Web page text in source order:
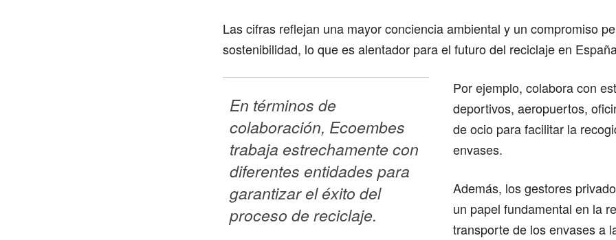
Las cifras reflejan una mayor conciencia ambiental y un compromiso
sostenibilidad, lo que es alentador para el futuro del reciclaje en
En términos de
colaboración, Ecoembes
trabaja estrechamente con
diferentes entidades para
garantizar el éxito del
proceso de reciclaje.
Por ejemplo, colabora con
deportivos, aeropuertos,
de ocio para facilitar la
envases.
Además, los gestores
un papel fundamental en la
transporte de los envases a